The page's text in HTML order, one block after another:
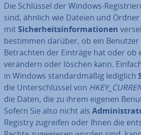
Die Schlüssel der Windows-
sind, ähnlich wie Dateien und
mitSi­cher­heits­in­for­ma­tio­nen
bestimmen darüber, ob ein
Be­trach­ten der Einträge hat oder ob
verändern oder löschen kann.
in Windows stan­dard­mä­ßig lediglich
die Un­ter­schlüs­sel von
die Daten, die zu ihrem eigenen
Sofern Sie also nicht als
Registry zugreifen oder Ihnen die